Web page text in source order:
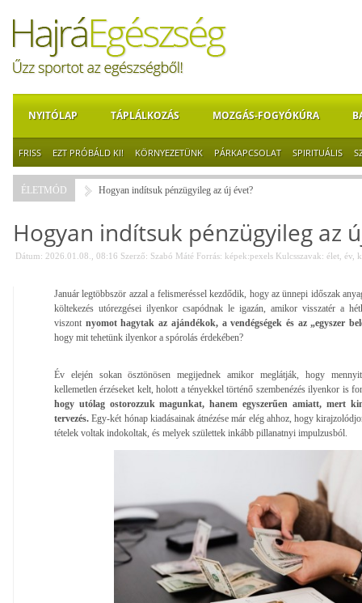
NYITÓLAP TÁPLÁLKOZÁS MOZGÁS-FOGYÓKÚRA
FRISS EZT PRÓBÁLD KI! KÖRNYEZETÜNK PÁRKAPCSOLAT SPIRITUÁLIS
ÉLETMÓD Hogyan indítsuk pénzügyileg az új évet?
Hogyan indítsuk pénzügyileg az
Dátum: 2026.01.08., 08:16 Szerző: Szabó Máté Forrás: képek:pexels Kulcsszavak: élet év
Január legtöbbször azzal a felismeréssel kezdődik, hogy az ünnepi időszak
költekezés utórezgései ilyenkor csapódnak le igazán, amikor visszatér a
viszont nyomot hagytak az ajándékok, a vendégségek és az „egyszer
hogy mit tehetünk ilyenkor a spórolás érdekében?
Év elején sokan ösztönösen megijednek amikor meglátják, hogy
kellemetlen érzéseket kelt, holott a tényekkel történő szembenézés ilyenkor is
hogy utólag ostorozzuk magunkat, hanem egyszerűen amiatt, mert
tervezés. Egy-két hónap kiadásainak átnézése már elég ahhoz, hogy
tételek voltak indokoltak, és melyek születtek inkább pillanatnyi impulzusból.